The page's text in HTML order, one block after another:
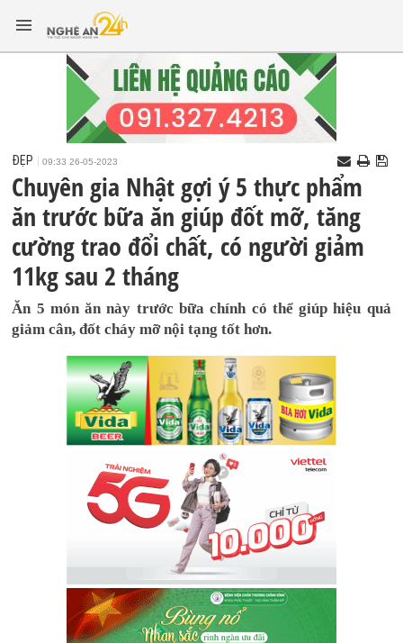
ĐẸP 09:33 26-05-2023
Chuyên gia Nhật gợi ý 5 thực phẩm
ăn trước bữa ăn giúp đốt mỡ, tăng
cường trao đổi chất, có người giảm
11kg sau 2 tháng
Ăn 5 món ăn này trước bữa chính có thể giúp hiệu quả
giảm cân, đốt cháy mỡ nội tạng tốt hơn.